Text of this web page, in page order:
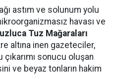
astım ve solunum yolu
havası ve
Tuz Mağaraları
altına inen gazeteciler,
çıkarımı sonucu oluşan
ve beyaz tonların hakim